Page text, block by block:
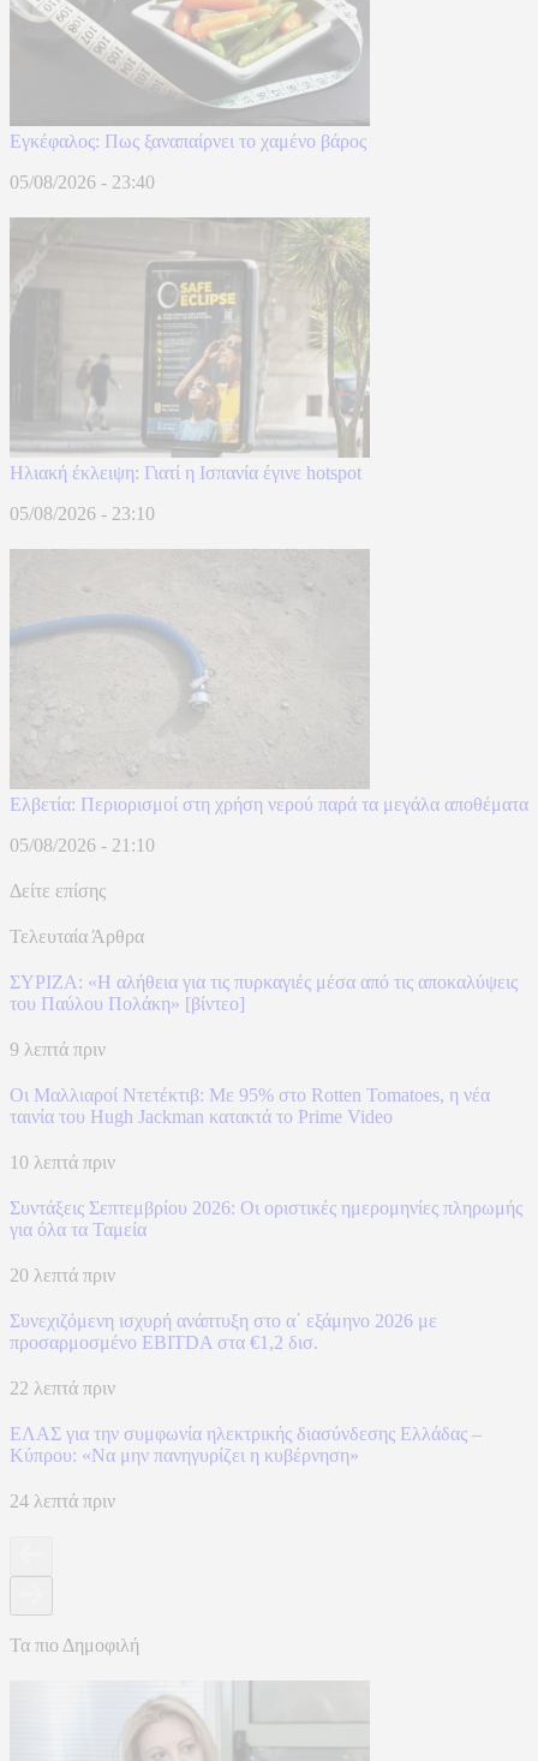
Eγκέφαλος: Πως ξαναπαίρνει το χαμένο βάρος
05/08/2026 - 23:40
Hλιακή έκλειψη: Γιατί η Ισπανία έγινε hotspot
05/08/2026 - 23:10
Ελβετία: Περιορισμοί στη χρήση νερού παρά τα μεγάλα αποθέματα
05/08/2026 - 21:10
Δείτε επίσης
Τελευταία Άρθρα
ΣΥΡΙΖΑ: «Η αλήθεια για τις πυρκαγιές μέσα από τις αποκαλύψεις
του Παύλου Πολάκη» [βίντεο]
9 λεπτά πριν
Οι Μαλλιαροί Ντετέκτιβ: Με 95% στο Rotten Tomatoes, η νέα
ταινία του Hugh Jackman κατακτά το Prime Video
10 λεπτά πριν
Συντάξεις Σεπτεμβρίου 2026: Οι οριστικές ημερομηνίες πληρωμής
για όλα τα Ταμεία
20 λεπτά πριν
Συνεχιζόμενη ισχυρή ανάπτυξη στο α΄ εξάμηνο 2026 με
προσαρμοσμένο EBITDA στα €1,2 δισ.
22 λεπτά πριν
ΕΛΑΣ για την συμφωνία ηλεκτρικής διασύνδεσης Ελλάδας –
Κύπρου: «Να μην πανηγυρίζει η κυβέρνηση»
24 λεπτά πριν
Τα πιο Δημοφιλή